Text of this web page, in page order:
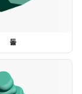
돌